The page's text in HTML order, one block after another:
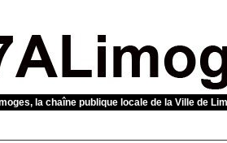
la chaîne publique locale de la Ville de